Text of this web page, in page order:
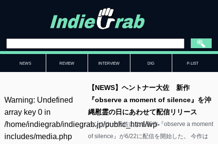
NEWS REVIEW INTERVIEW DIG P-LIST
Warning: Undefined
array key 0 in
/home/indiegrab/indiegrab.jp/public_html/wp-
includes/media.php
【NEWS】ヘントナー大佐 新作
『observe a moment of silence』を沖
縄慰霊の日にあわせて配信リリース
ヘントナー大佐による新作『observe a moment
of silence』が6/22に配信を開始した。 今作は